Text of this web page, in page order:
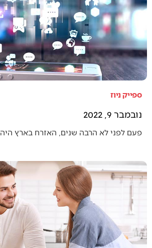
ספייק ניוז
נובמבר 9, 2022
פעם לפני לא הרבה שנים, האזרח בארץ